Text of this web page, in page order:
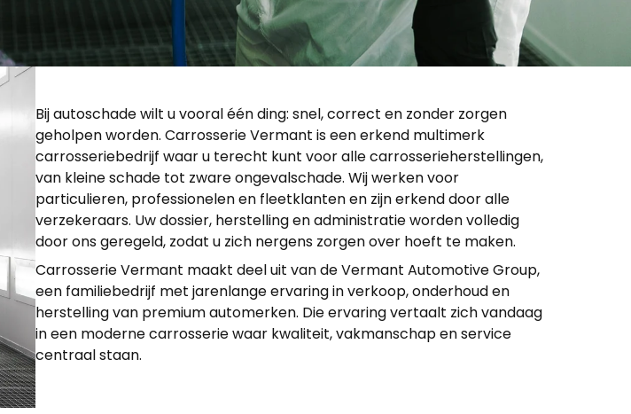
Bij autoschade wilt u vooral één ding: snel, correct en zonder zorgen
geholpen worden. Carrosserie Vermant is een erkend multimerk
carrosseriebedrijf waar u terecht kunt voor alle carrosserieherstellingen,
van kleine schade tot zware ongevalschade. Wij werken voor
particulieren, professionelen en fleetklanten en zijn erkend door alle
verzekeraars. Uw dossier, herstelling en administratie worden volledig
door ons geregeld, zodat u zich nergens zorgen over hoeft te maken.
Carrosserie Vermant maakt deel uit van de Vermant Automotive Group,
een familiebedrijf met jarenlange ervaring in verkoop, onderhoud en
herstelling van premium automerken. Die ervaring vertaalt zich vandaag
in een moderne carrosserie waar kwaliteit, vakmanschap en service
centraal staan.